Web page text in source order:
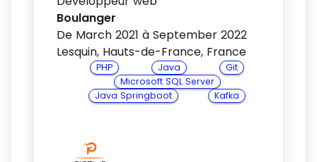
Boulanger
De March 2021 à September 2022
Lesquin, Hauts-de-France, France
PHP Java
Git
Microsoft SQL Server
Java Springboot
Kafka